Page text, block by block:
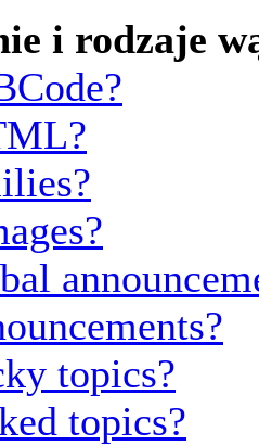
i rodzaje
topics?
topics?